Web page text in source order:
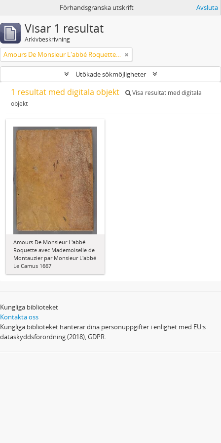
Förhandsgranska utskrift Avsluta
Visar 1 resultat
Arkivbeskrivning
Amours De Monsieur L'abbé Roquette avec Mademoiselle de Montauzier par Monsieur L'abbé Le Camus 1667
Utökade sökmöjligheter
1 resultat med digitala objekt
Visa resultat med digitala
objekt
Amours De Monsieur L'abbé
Roquette avec Mademoiselle de
Montauzier par Monsieur L'abbé
Le Camus 1667
Kungliga biblioteket
Kontakta oss
Kungliga biblioteket hanterar dina personuppgifter i enlighet med EU:s
dataskyddsförordning (2018), GDPR.